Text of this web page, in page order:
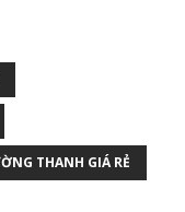
THANH GIÁ RẺ